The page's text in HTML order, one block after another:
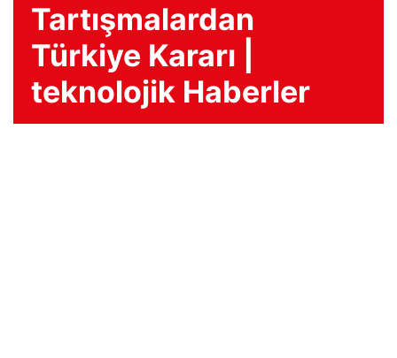
Tartışmalardan
Türkiye Kararı |
teknolojik Haberler